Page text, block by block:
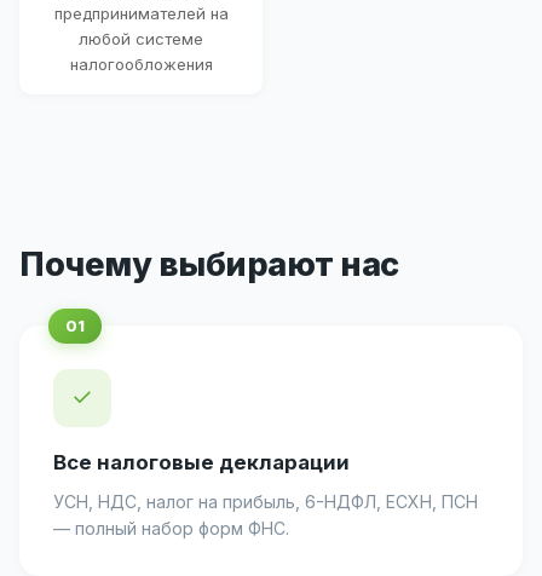
предпринимателей на
любой системе
налогообложения
Почему выбирают нас
✓
Все налоговые декларации
УСН, НДС, налог на прибыль, 6-НДФЛ, ЕСХН, ПСН
— полный набор форм ФНС.